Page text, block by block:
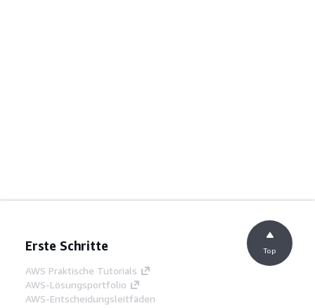
Erste Schritte
AWS Praktische Tutorials
AWS-Lösungsportfolio
AWS-Entscheidungsleitfäden
Top